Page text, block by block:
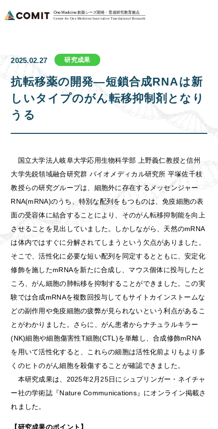
One Medicine 創薬シーズ開発・育成研究教育拠点
Center for One Medicine Innovative Translational Research
2025.02.27 研究成果
抗転移薬の開発―短鎖合成RNAは新
しいタイプのがん転移抑制剤となり
うる
国立大学法人岐阜大学応用生物科学部 上野義仁教授と信州
大学先鋭領域融合研究群 バイオメディカル研究所 平塚佐千枝
教授らの研究グループは、細胞外に存在するメッセンジャー
RNA(mRNA)のうち、特別な配列をもつものは、免疫細胞の表
面の受容体に結合することにより、そのがん転移抑制能を向上
させることを見出していました。しかしながら、天然のmRNA
は体内ではすぐに分解されてしまうという欠点がありました。
そこで、活性化に必要な短い配列を同定するとともに、安定化
修飾を施したmRNAを新たに合成し、マウス個体に投与したと
ころ、がん細胞の肺転移を抑制することができました。この実
験では合成mRNAを複数回投与してもサイトカインストームな
どの副作用や免疫細胞の疲弊が見られないという利点があるこ
とがわかりました。さらに、がん患者からナチュラルキラー
(NK)細胞や細胞傷害性T細胞(CTL)を単離し、合成修飾mRNA
を用いて活性化すると、これらの細胞は活性化前よりもより多
くのヒトのがん細胞を殺傷することが確認できました。
本研究成果は、2025年2月25日にシュプリンガー・ネイチャ
ー社の学術誌『Nature Communications』にオンライン掲載さ
れました。
【研究成果のポイント】